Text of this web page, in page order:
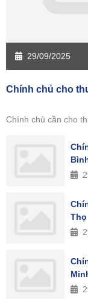
29/09/2025
Chính chủ cho
Chính chủ cần cho
Thọ